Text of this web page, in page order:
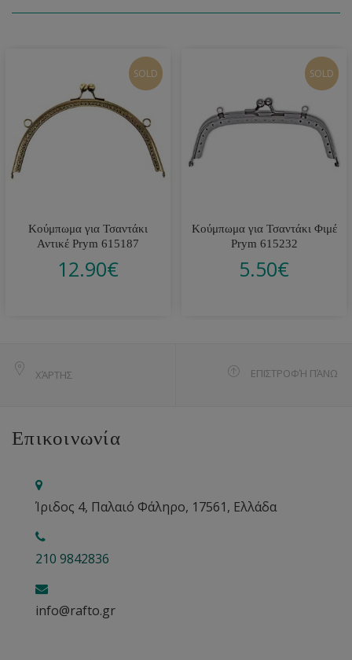
SOLD
Κούμπωμα για Τσαντάκι
Αντικέ Prym 615187
12.90€
SOLD
Κούμπωμα για Τσαντάκι Φιμέ
Prym 615232
5.50€
ΧΆΡΤΗΣ ΕΠΙΣΤΡΟΦΉ ΠΆΝΩ
Επικοινωνία
Ίριδος 4, Παλαιό Φάληρο, 17561, Ελλάδα
210 9842836
info@rafto.gr